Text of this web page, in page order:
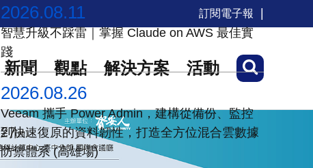
訂閱電子報
新聞 觀點 解決方案 活動
2026.08.11
智慧升級不踩雷｜掌握 Claude on AWS 最佳實
踐
2026.08.26
Veeam 攜手 Power Admin，建構從備份、監控
到快速復原的資料韌性，打造全方位混合雲數據
防禦體系 (高雄場)